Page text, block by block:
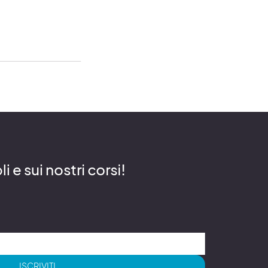
e sui nostri corsi!
ISCRIVITI